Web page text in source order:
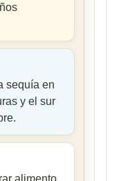
sequía en
y el sur
alimento,